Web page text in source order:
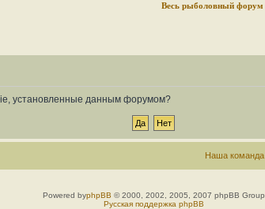
Весь рыболовный форум
установленные данным форумом?
Наша команда
Powered byphpBB © 2000, 2002, 2005, 2007 phpBB Group
Русская поддержка phpBB